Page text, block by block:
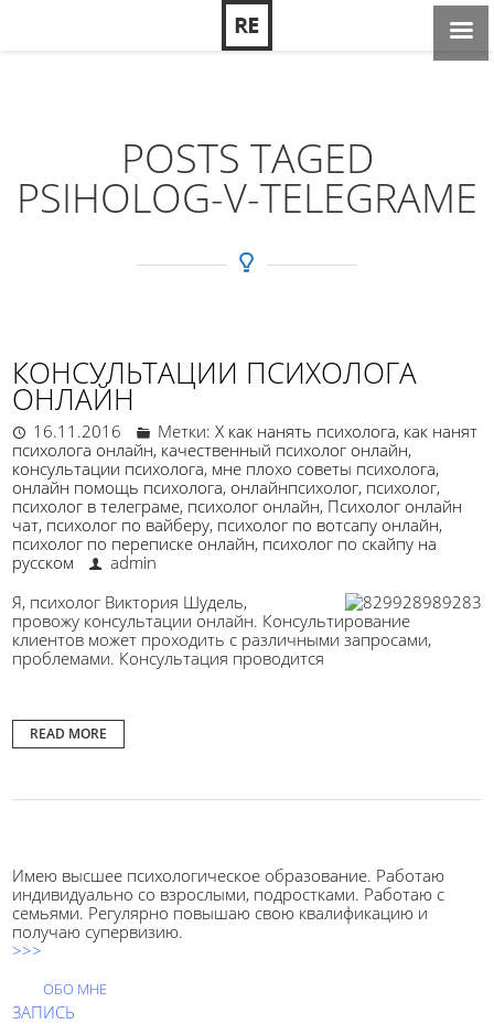
POSTS TAGED
PSIHOLOG-V-TELEGRAME
КОНСУЛЬТАЦИИ ПСИХОЛОГА
ОНЛАЙН
16.11.2016 Метки:X как нанять психолога, как нанят
психолога онлайн, качественный психолог онлайн,
консультации психолога, мне плохо советы психолога,
онлайн помощь психолога, онлайнпсихолог, психолог,
психолог в телеграме, психолог онлайн, Психолог онлайн
чат, психолог по вайберу, психолог по вотсапу онлайн,
психолог по переписке онлайн, психолог по скайпу на
русском
admin
Я, психолог Виктория Шудель,
провожу консультации онлайн. Консультирование
клиентов может проходить с различными запросами,
проблемами. Консультация проводится
READ MORE
Имею высшее психологическое образование. Работаю
индивидуально со взрослыми, подростками. Работаю с
семьями. Регулярно повышаю свою квалификацию и
получаю супервизию.
>>>
ОБО МНЕ
ЗАПИСЬ